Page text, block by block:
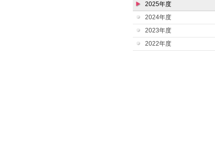
2025年度
2024年度
2023年度
2022年度